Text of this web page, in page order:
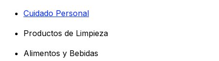
Cuidado Personal
Productos de Limpieza
Alimentos y Bebidas